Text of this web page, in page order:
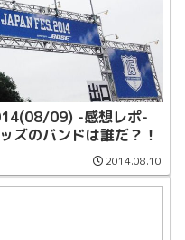
09) -感想レポ-
ズのバンドは誰だ？！
2014.08.10